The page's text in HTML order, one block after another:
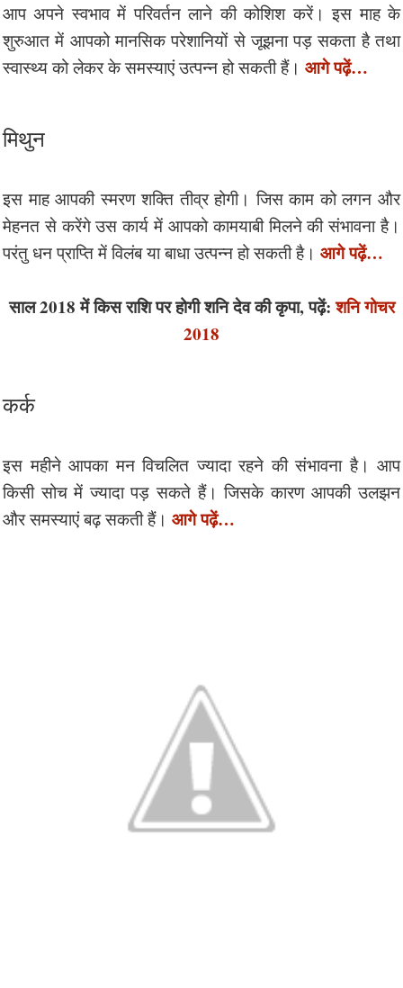
आप अपने स्वभाव में परिवर्तन लाने की कोशिश करें। इस माह के
शुरुआत में आपको मानसिक परेशानियों से जूझना पड़ सकता है तथा
स्वास्थ्य को लेकर के समस्याएं उत्पन्न हो सकती हैं। आगे पढ़ें…
मिथुन
इस माह आपकी स्मरण शक्ति तीव्र होगी। जिस काम को लगन और
मेहनत से करेंगे उस कार्य में आपको कामयाबी मिलने की संभावना है।
परंतु धन प्राप्ति में विलंब या बाधा उत्पन्न हो सकती है। आगे पढ़ें…
साल 2018 में किस राशि पर होगी शनि देव की कृपा, पढ़ें:शनि गोचर
2018
कर्क
इस महीने आपका मन विचलित ज्यादा रहने की संभावना है। आप
किसी सोच में ज्यादा पड़ सकते हैं। जिसके कारण आपकी उलझन
और समस्याएं बढ़ सकती हैं। आगे पढ़ें…